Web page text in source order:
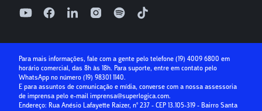
Superlógica IA
Crédito para Condomínios
Paybox
Seg à Sex, das 9h às 18h, exceto feriados
Para mais informações, fale com a gente pelo telefone (19) 4009 6800 em
horário comercial, das 8h às 18h. Para suporte, entre em contato pelo
WhatsApp no número (19) 98301 1140.
E para assuntos de comunicação e mídia, converse com a nossa assessoria
de imprensa pelo e-mail imprensa@superlogica.com.
Endereço: Rua Anésio Lafayette Raizer, nº 237 - CEP 13.105-319 - Bairro Santa